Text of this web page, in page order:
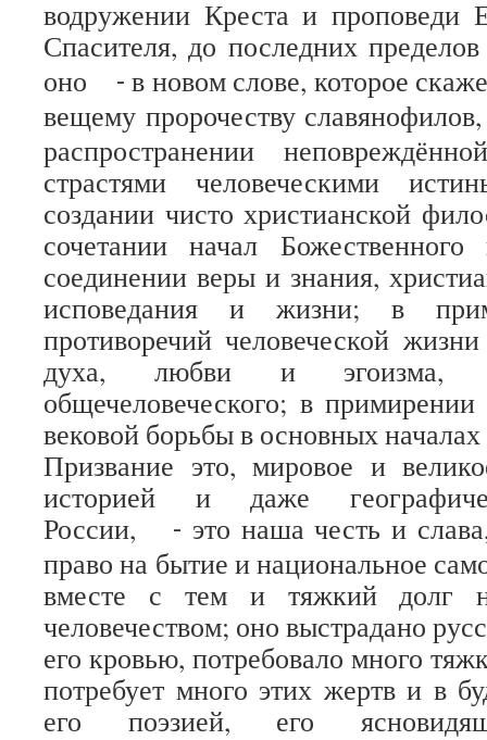
водружении Креста и проповеди
Спасителя, до последних
оно -в новом слове, которое
вещему пророчеству славянофилов,
распространении
страстями человеческими
создании чисто христианской
сочетании начал
соединении веры и знания,
исповедания и жизни; в
противоречий человеческой
духа, любви и эгоизма,
общечеловеческого; в
вековой борьбы в основных
Призвание это, мировое и
историей и даже
России, - это наша честь и
право на бытие и национальное
вместе с тем и тяжкий долг
человечеством; оно выстрадано
его кровью, потребовало много
потребует много этих жертв и в
его поэзией, его